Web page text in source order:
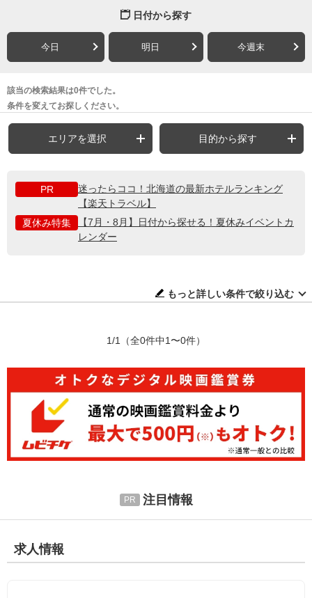
日付から探す
今日 明日 今週末
該当の検索結果は0件でした。
条件を変えてお探しください。
エリアを選択 目的から探す
PR
迷ったらココ！北海道の最新ホテルランキング
【楽天トラベル】
夏休み特集
【7月・8月】日付から探せる！夏休みイベントカ
レンダー
もっと詳しい条件で絞り込む
1/1 （全0件中1〜0件）
注目情報
求人情報